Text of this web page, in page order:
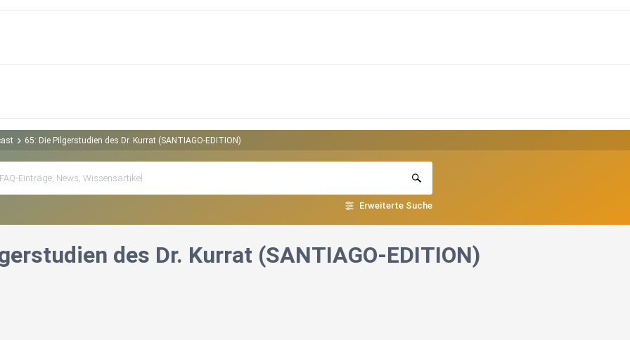
65: Die Pilgerstudien des Dr. Kurrat (SANTIAGO-EDITION)
Erweiterte Suche
des Dr. Kurrat (SANTIAGO-EDITION)